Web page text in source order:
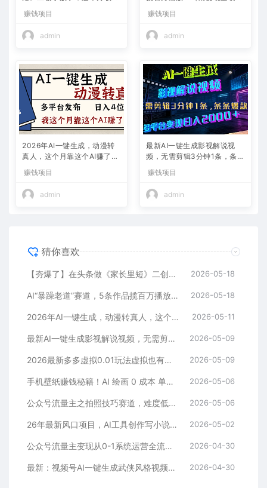
2w+
赚钱项目
admin
略）
赚钱项目
admin
2026年AI一键生成，动漫转
真人，这个月靠这个AI赚了2
赚钱项目
admin
最新AI一键生成影视解说视
频，无需剪辑3分钟1条，条条
+
赚钱项目
admin
猜你喜欢
【夯爆了】在头条做《家长里短》二创小故事，这个月收益2w+ 2026-05-18
AI“暴躁老道”赛道，5条作品揽百万播放！（附变现全攻略） 2026-05-18
2026年AI一键生成，动漫转真人，这个月靠这个AI赚了2W+ 2026-05-11
最新AI一键生成影视解说视频，无需剪辑3分钟1条，条条爆款，多平台变现日入2000+ 2026-05-09
2026最新多多虚拟0.01玩法虚拟也有新门路轻松日入2500! 2026-05-09
手机壁纸赚钱秘籍！AI 绘画 0 成本 单店狂销 3.8 万单 2026-05-06
公众号流量主之拍照技巧赛道，难度低+流量大，起号第一篇就爆了10w阅读！ 2026-05-06
26年最新风口项目，AI工具创作写小说，轻松实现日入1000+ 2026-05-02
公众号流量主变现从0-1系统运营全流程讲解！ 2026-04-30
最新：视频号AI一键生成武侠风格视频，狂撸视频号分成收益，学完轻松日入1000+ 2026-04-30